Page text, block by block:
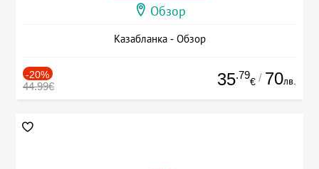
Обзор
Казабланка - Обзор
-20%
44.99€ 35.79
€ / 70лв.